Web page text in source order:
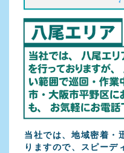
当社では、地域密着・
りますので、スピーデ